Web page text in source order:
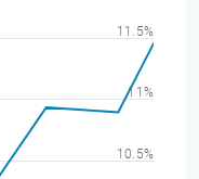
10.5%
11%
11.5%